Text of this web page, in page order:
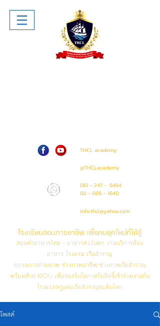
THCL academy
@THCLacademy
061 - 247 - 6464
02 - 005 - 1640
info.thcl@yahoo.com
โรงเรียนสอนการอาชีพ เพื่อคนยุคใหม่ที่ใฝ่รู้
สอนทำอาหารไทย - อาหารตะวันตก งานบริการห้อง
อาหาร โรงแรม เรือสำราญ
อบรมการถ่ายภาพ ช่างภาพอาชีพ ช่างภาพเรือสำราญ
พร้อมด้วย MOU เพื่อรองรับโอกาสรับสิทธิ์เข้าร่วมงานกับ
โรงแรมหรูและเรือสำราญระดับโลก
โพสต์